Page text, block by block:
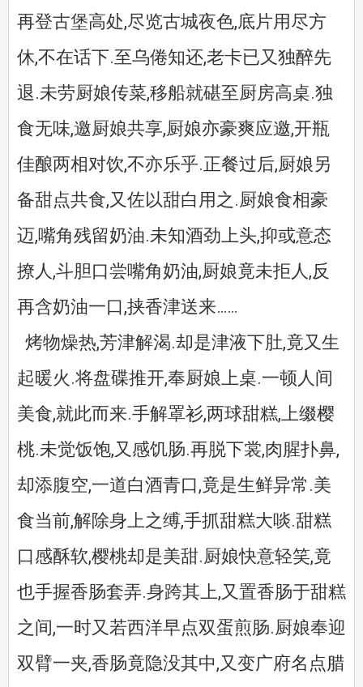
再登古堡高处,尽览古城夜色,底片用尽方
休,不在话下.至乌倦知还,老卡已又独醉先
退.未劳厨娘传菜,移船就碪至厨房高桌.独
食无味,邀厨娘共享,厨娘亦豪爽应邀,开瓶
佳酿两相对饮,不亦乐乎.正餐过后,厨娘另
备甜点共食,又佐以甜白用之.厨娘食相豪
迈,嘴角残留奶油.未知酒劲上头,抑或意态
撩人,斗胆口尝嘴角奶油,厨娘竟未拒人,反
再含奶油一口,挟香津送来……
烤物燥热,芳津解渴.却是津液下肚,竟又生
起暖火.将盘碟推开,奉厨娘上桌.一顿人间
美食,就此而来.手解罩衫,两球甜糕,上缀樱
桃.未觉饭饱,又感饥肠.再脱下裳,肉腥扑鼻,
却添腹空,一道白酒青口,竟是生鲜异常.美
食当前,解除身上之缚,手抓甜糕大啖.甜糕
口感酥软,樱桃却是美甜.厨娘快意轻笑,竟
也手握香肠套弄.身跨其上,又置香肠于甜糕
之间,一时又若西洋早点双蛋煎肠.厨娘奉迎
双臂一夹,香肠竟隐没其中,又变广府名点腊